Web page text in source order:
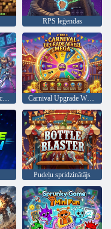
RPS leģendas
Robotu savācējs Gacha Quick 8
Pudeļu spridzinātājs